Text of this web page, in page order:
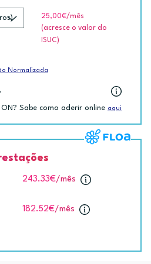
25,00€/mês
(acresce o valor do
ISUC)
Normalizada
Sabe como aderir online aqui
243.33€/mês
182.52€/mês